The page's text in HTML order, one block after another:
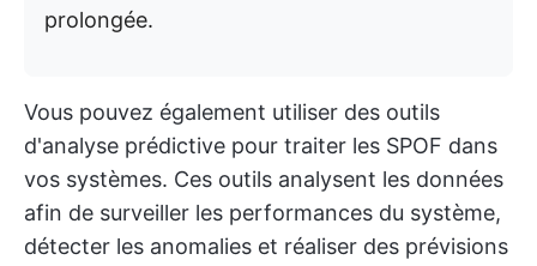
prolongée.
Vous pouvez également utiliser des outils
d'analyse prédictive pour traiter les SPOF dans
vos systèmes. Ces outils analysent les données
afin de surveiller les performances du système,
détecter les anomalies et réaliser des prévisions